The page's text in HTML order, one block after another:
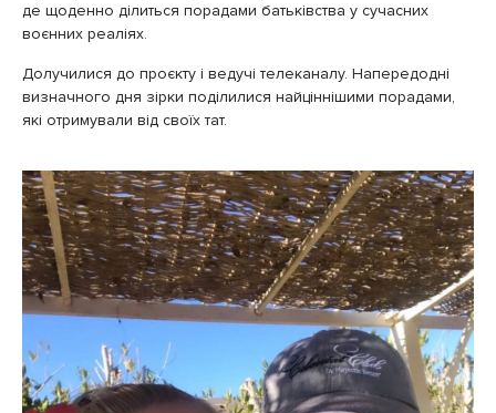
де щоденно ділиться порадами батьківства у сучасних
воєнних реаліях.
Долучилися до проєкту і ведучі телеканалу. Напередодні
визначного дня зірки поділилися найціннішими порадами,
які отримували від своїх тат.